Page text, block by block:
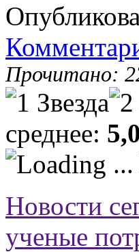
Прочитано:
среднее:
Новости
ученые